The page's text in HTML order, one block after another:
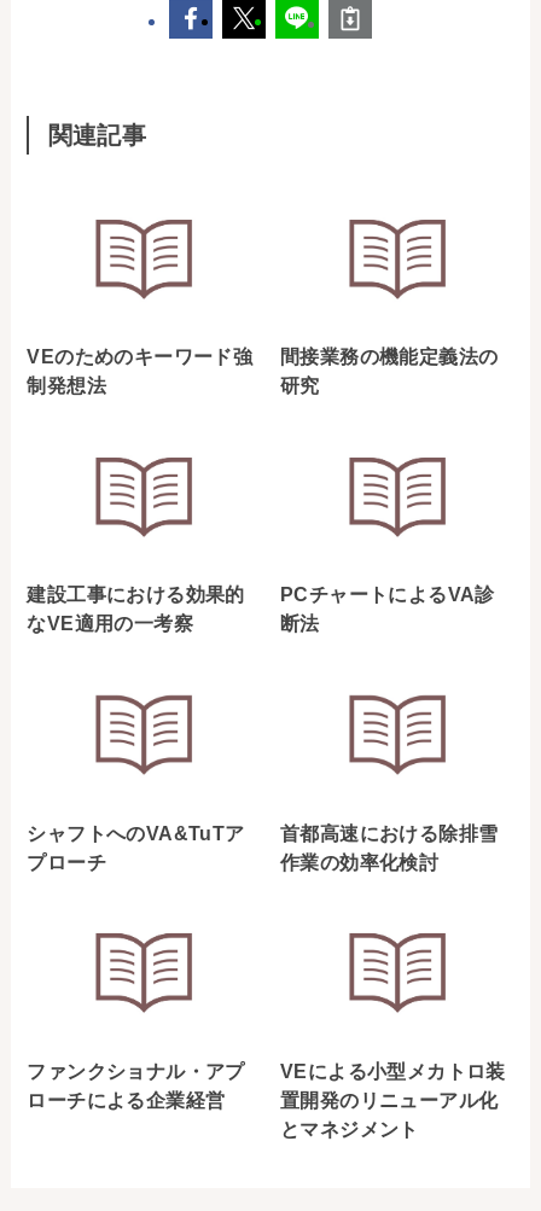
関連記事
VEのためのキーワード強
制発想法
間接業務の機能定義法の
研究
建設工事における効果的
なVE適用の一考察
PCチャートによるVA診
断法
シャフトへのVA&TuTア
プローチ
首都高速における除排雪
作業の効率化検討
ファンクショナル・アプ
ローチによる企業経営
VEによる小型メカトロ装
置開発のリニューアル化
とマネジメント